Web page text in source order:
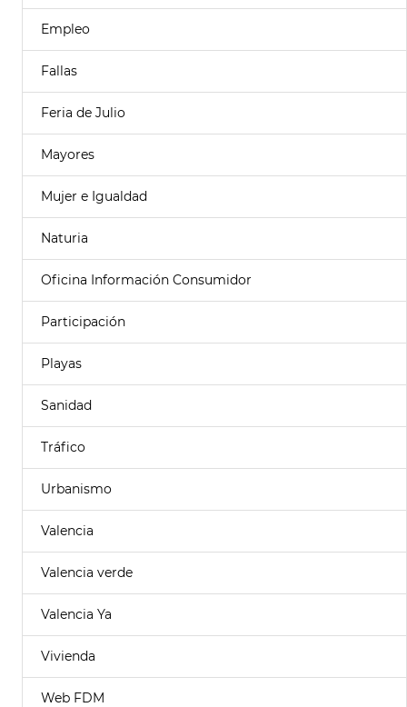
Empleo
Fallas
Feria de Julio
Mayores
Mujer e Igualdad
Naturia
Oficina Información Consumidor
Participación
Playas
Sanidad
Tráfico
Urbanismo
Valencia
Valencia verde
Valencia Ya
Vivienda
Web FDM